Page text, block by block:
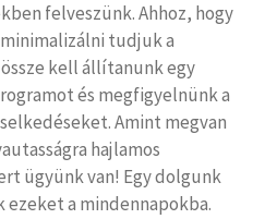
felveszünk. Ahhoz, hogy
tudjuk a
kell állítanunk egy
és megfigyelnünk a
Amint megvan
hajlamos
ügyünk van! Egy dolgunk
a mindennapokba.